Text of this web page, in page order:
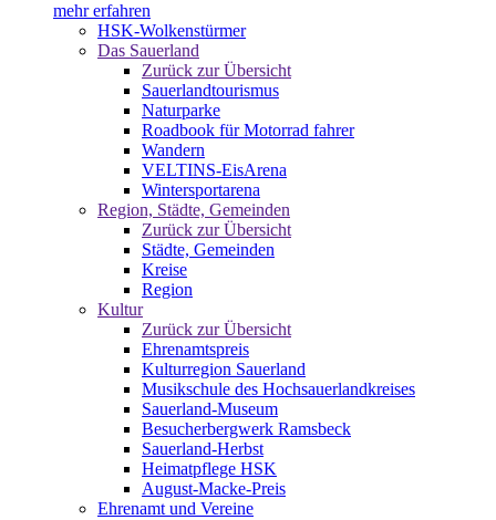
mehr erfahren
HSK-Wolkenstürmer
Das Sauerland
Zurück zur Übersicht
Sauerlandtourismus
Naturparke
Roadbook für Motorrad fahrer
Wandern
VELTINS-EisArena
Wintersportarena
Region, Städte, Gemeinden
Zurück zur Übersicht
Städte, Gemeinden
Kreise
Region
Kultur
Zurück zur Übersicht
Ehrenamtspreis
Kulturregion Sauerland
Musikschule des Hochsauerlandkreises
Sauerland-Museum
Besucherbergwerk Ramsbeck
Sauerland-Herbst
Heimatpflege HSK
August-Macke-Preis
Ehrenamt und Vereine